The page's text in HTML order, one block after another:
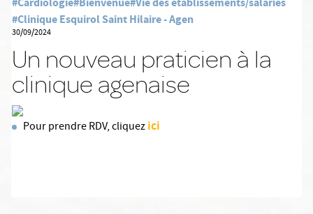
#Clinique Esquirol Saint Hilaire - Agen
30/09/2024
Un nouveau praticien à la
clinique agenaise
Pour prendre RDV, cliquezici